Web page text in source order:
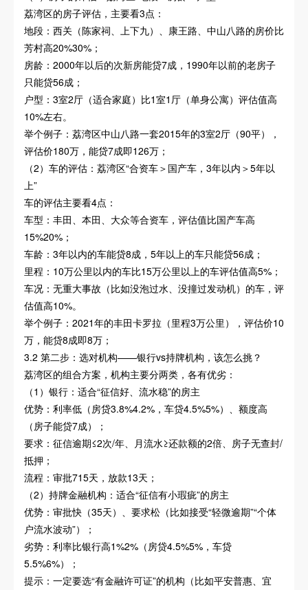
荔湾区的房子评估，主要看3点：
地段：西关（陈家祠、上下九）、康王路、中山八路的房价比
芳村高20%30%；
房龄：2000年以后的次新房能贷7成，1990年以前的老房子
只能贷56成；
户型：3室2厅（适合家庭）比1室1厅（单身公寓）评估值高
10%左右。
举个例子：荔湾区中山八路一套2015年的3室2厅（90平），
评估价180万，能贷7成即126万；
（2）车的评估：荔湾区“合资车＞国产车，3年以内＞5年以
上”
车的评估主要看4点：
车型：丰田、本田、大众等合资车，评估值比国产车高
15%20%；
车龄：3年以内的车能贷8成，5年以上的车只能贷56成；
里程：10万公里以内的车比15万公里以上的车评估值高5%；
车况：无重大事故（比如没泡过水、没撞过发动机）的车，评
估值高10%。
举个例子：2021年的丰田卡罗拉（里程3万公里），评估价10
万，能贷8成即8万；
3.2 第二步：选对机构——银行vs持牌机构，该怎么挑？
荔湾区的组合方案，机构主要分两类，各有优劣：
（1）银行：适合“征信好、流水稳”的房主
优势：利率低（房贷3.8%4.2%，车贷4.5%5%）、额度高
（房子能贷7成）；
要求：征信逾期≤2次/年、月流水≥还款额的2倍、房子无查封/
抵押；
流程：审批715天，放款13天；
（2）持牌金融机构：适合“征信有小瑕疵”的房主
优势：审批快（35天）、要求松（比如接受“轻微逾期”“个体
户流水波动”）；
劣势：利率比银行高1%2%（房贷4.5%5%，车贷
5.5%6%）；
提示：一定要选“有金融许可证”的机构（比如平安普惠、宜